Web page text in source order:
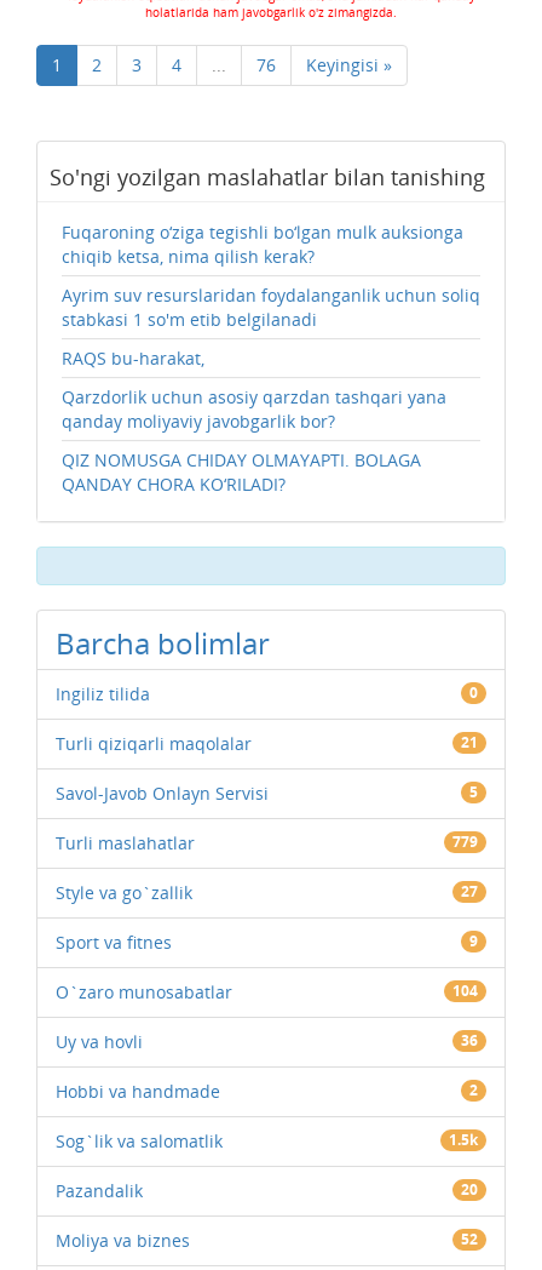
holatlarida ham javobgarlik o'z zimangizda.
1 2 3 4 76 Keyingisi »
So'ngi yozilgan maslahatlar bilan tanishing
Fuqaroning o‘ziga tegishli bo‘lgan mulk auksionga
chiqib ketsa, nima qilish kerak?
Ayrim suv resurslaridan foydalanganlik uchun soliq
stabkasi 1 so'm etib belgilanadi
RAQS bu-harakat,
Qarzdorlik uchun asosiy qarzdan tashqari yana
qanday moliyaviy javobgarlik bor?
QIZ NOMUSGA CHIDAY OLMAYAPTI. BOLAGA
QANDAY CHORA KO‘RILADI?
Barcha bolimlar
Ingiliz tilida 0
Turli qiziqarli maqolalar 21
Savol-Javob Onlayn Servisi 5
Turli maslahatlar 779
Style va go`zallik 27
Sport va fitnes 9
O`zaro munosabatlar 104
Uy va hovli 36
Hobbi va handmade 2
Sog`lik va salomatlik 1.5k
Pazandalik 20
Moliya va biznes 52